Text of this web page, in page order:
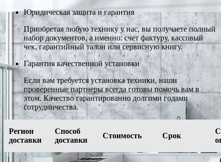
Юридическая защита и гарантия
Приобретая любую технику у нас, вы получаете полный
набор документов, а именно: счет фактуру, кассовый
чек, гарантийный талон или сервисную книгу.
Гарантия качественной установки
Если вам требуется установка техники, наши
проверенные партнеры всегда готовы помочь вам в
этом. Качество гарантированно долгими годами
сотрудничества.
Регион
доставки
Способ
доставки
Стоимость Срок